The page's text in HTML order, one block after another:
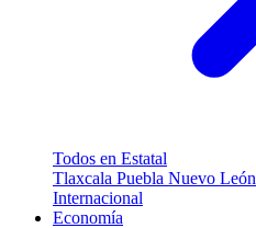
Todos en Estatal
Tlaxcala Puebla Nuevo León
Internacional
Economía